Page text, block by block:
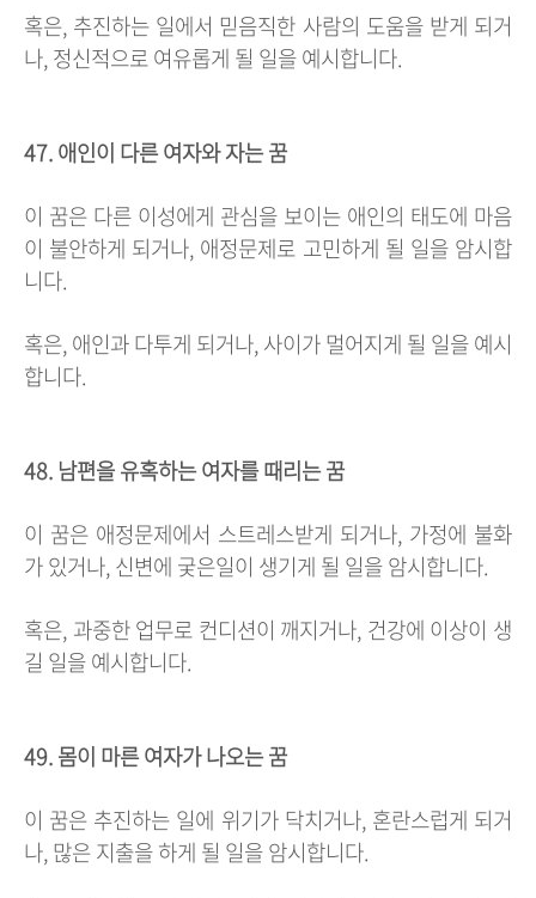
혹은, 추진하는 일에서 믿음직한 사람의 도움을 받게 되거
나, 정신적으로 여유롭게 될 일을 예시합니다.
47. 애인이 다른 여자와 자는 꿈
이 꿈은 다른 이성에게 관심을 보이는 애인의 태도에 마음
이 불안하게 되거나, 애정문제로 고민하게 될 일을 암시합
니다.
혹은, 애인과 다투게 되거나, 사이가 멀어지게 될 일을 예시
합니다.
48. 남편을 유혹하는 여자를 때리는 꿈
이 꿈은 애정문제에서 스트레스받게 되거나, 가정에 불화
가 있거나, 신변에 궂은일이 생기게 될 일을 암시합니다.
혹은, 과중한 업무로 컨디션이 깨지거나, 건강에 이상이 생
길 일을 예시합니다.
49. 몸이 마른 여자가 나오는 꿈
이 꿈은 추진하는 일에 위기가 닥치거나, 혼란스럽게 되거
나, 많은 지출을 하게 될 일을 암시합니다.